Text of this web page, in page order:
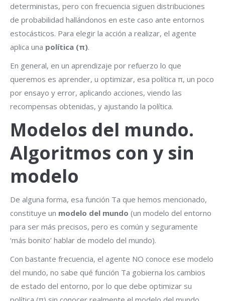
deterministas, pero con frecuencia siguen distribuciones
de probabilidad hallándonos en este caso ante entornos
estocásticos. Para elegir la acción a realizar, el agente
aplica una política (π).
En general, en un aprendizaje por refuerzo lo que
queremos es aprender, u optimizar, esa política π, un poco
por ensayo y error, aplicando acciones, viendo las
recompensas obtenidas, y ajustando la política.
Modelos del mundo.
Algoritmos con y sin
modelo
De alguna forma, esa función Ta que hemos mencionado,
constituye un modelo del mundo (un modelo del entorno
para ser más precisos, pero es común y seguramente
‘más bonito’ hablar de modelo del mundo).
Con bastante frecuencia, el agente NO conoce ese modelo
del mundo, no sabe qué función Ta gobierna los cambios
de estado del entorno, por lo que debe optimizar su